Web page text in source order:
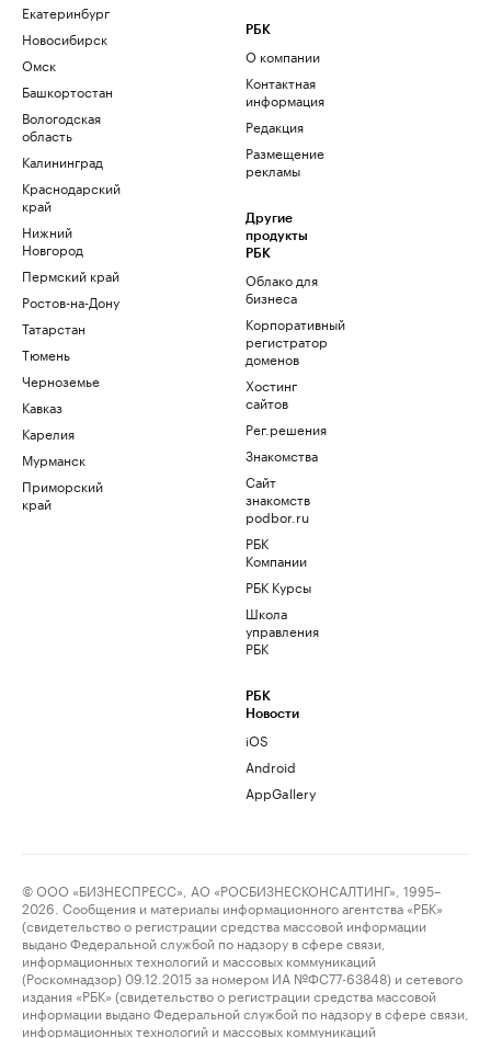
Екатеринбург
Новосибирск
Омск
Башкортостан
Вологодская
область
Калининград
Краснодарский
край
Нижний
Новгород
Пермский край
Ростов-на-Дону
Татарстан
Тюмень
Черноземье
Кавказ
Карелия
Мурманск
Приморский
край
РБК
О компании
Контактная
информация
Редакция
Размещение
рекламы
Другие
продукты
РБК
Облако для
бизнеса
Корпоративный
регистратор
доменов
Хостинг
сайтов
Рег.решения
Знакомства
Сайт
знакомств
podbor.ru
РБК
Компании
РБК Курсы
Школа
управления
РБК
РБК
Новости
iOS
Android
AppGallery
© ООО «БИЗНЕСПРЕСС», АО «РОСБИЗНЕСКОНСАЛТИНГ», 1995–
2026. Сообщения и материалы информационного агентства «РБК»
(свидетельство о регистрации средства массовой информации
выдано Федеральной службой по надзору в сфере связи,
информационных технологий и массовых коммуникаций
(Роскомнадзор) 09.12.2015 за номером ИА №ФС77-63848) и сетевого
издания «РБК» (свидетельство о регистрации средства массовой
информации выдано Федеральной службой по надзору в сфере связи,
информационных технологий и массовых коммуникаций